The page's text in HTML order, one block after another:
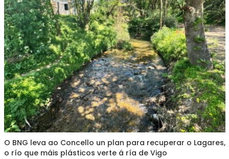
O BNG leva ao Concello un plan para recuperar o Lagares,
o río que máis plásticos verte á ría de Vigo